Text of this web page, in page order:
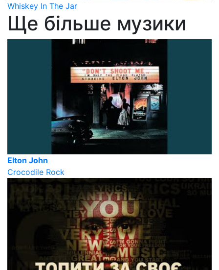
Whiskey In The Jar
Ще більше музики
Elton John
Crocodile Rock